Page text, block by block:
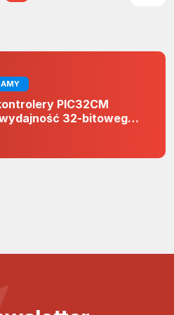
PIC32CM
wydajność 32-bitowego
5 V